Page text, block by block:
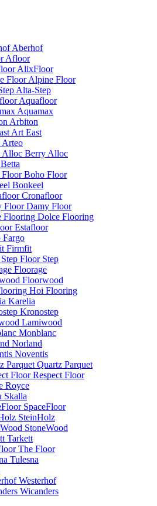
Aberhof
Afloor
AlixFloor
Alpine Floor
Alta-Step
Aquafloor
Aquamax
Arbiton
Art East
Arteo
Berry Alloc
Betta
Boho Floor
Bonkeel
Cronafloor
Damy Floor
Dolce Flooring
Estafloor
Fargo
Firmfit
Floor Step
Floorage
Floorwood
Hoi Flooring
Karelia
Kronostep
Lamiwood
Monblanc
Norland
Noventis
Quartz Parquet
Respect Floor
Royce
Skalla
SpaceFloor
SteinHolz
StoneWood
Tarkett
The Floor
Tulesna
Westerhof
Wicanders